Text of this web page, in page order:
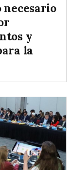
necesario
y
la